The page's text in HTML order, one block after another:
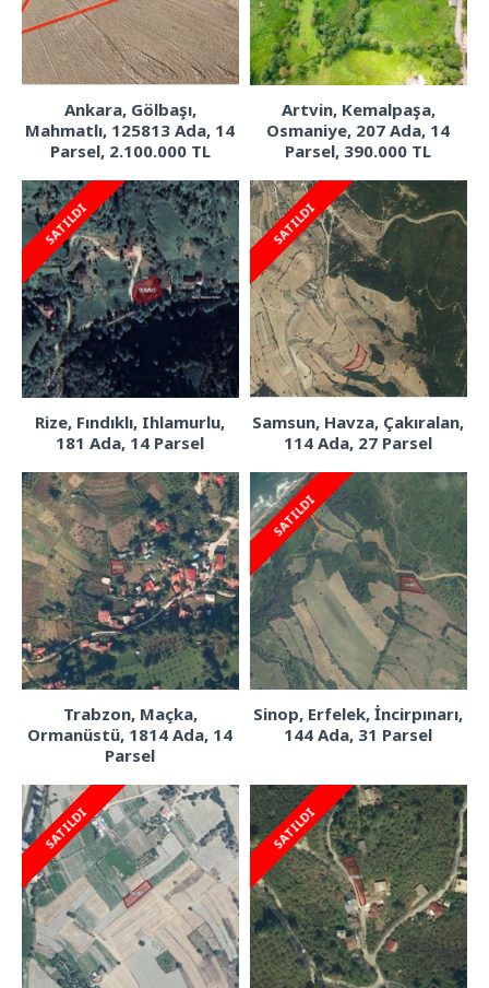
Ankara, Gölbaşı,
Mahmatlı, 125813 Ada, 14
Parsel, 2.100.000 TL
Artvin, Kemalpaşa,
Osmaniye, 207 Ada, 14
Parsel, 390.000 TL
SATILDI
Rize, Fındıklı, Ihlamurlu,
181 Ada, 14 Parsel
SATILDI
Samsun, Havza, Çakıralan,
114 Ada, 27 Parsel
Trabzon, Maçka,
Ormanüstü, 1814 Ada, 14
Parsel
SATILDI
Sinop, Erfelek, İncirpınarı,
144 Ada, 31 Parsel
SATILDI SATILDI